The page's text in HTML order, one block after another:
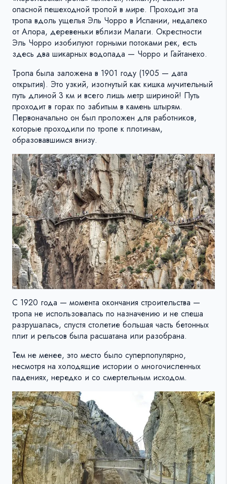
опасной пешеходной тропой в мире. Проходит эта
тропа вдоль ущелья Эль Чорро в Испании, недалеко
от Алора, деревеньки вблизи Малаги. Окрестности
Эль Чорро изобилуют горными потоками рек, есть
здесь два шикарных водопада — Чорро и Гайтанехо.
Тропа была заложена в 1901 году (1905 — дата
открытия). Это узкий, изогнутый как кишка мучительный
путь длиной 3 км и всего лишь метр шириной! Путь
проходит в горах по забитым в камень штырям.
Первоначально он был проложен для работников,
которые проходили по тропе к плотинам,
образовавшимся внизу.
С 1920 года — момента окончания строительства —
тропа не использовалась по назначению и не спеша
разрушалась, спустя столетие большая часть бетонных
плит и рельсов была расшатана или разобрана.
Тем не менее, это место было суперпопулярно,
несмотря на холодящие истории о многочисленных
падениях, нередко и со смертельным исходом.